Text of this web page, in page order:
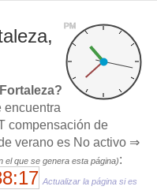
PM
encuentra
compensación de
verano es No activo ⇒
el que se genera esta página):
Actualizar la página si es